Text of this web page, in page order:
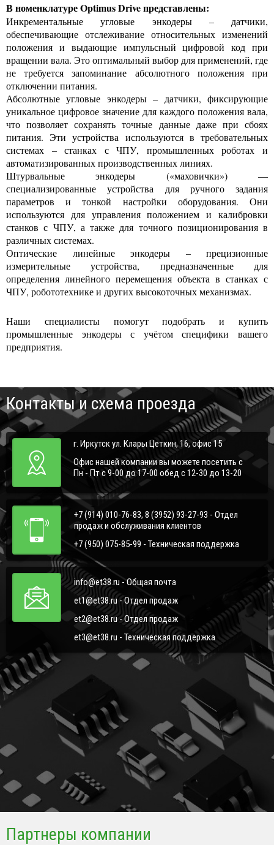
В номенклатуре Optimus Drive представлены:
Инкрементальные угловые энкодеры – датчики,
обеспечивающие отслеживание относительных изменений
положения и выдающие импульсный цифровой код при
вращении вала. Это оптимальный выбор для применений, где
не требуется запоминание абсолютного положения при
отключении питания.
Абсолютные угловые энкодеры – датчики, фиксирующие
уникальное цифровое значение для каждого положения вала,
что позволяет сохранять точные данные даже при сбоях
питания. Эти устройства используются в требовательных
системах – станках с ЧПУ, промышленных роботах и
автоматизированных производственных линиях.
Штурвальные энкодеры («маховички») —
специализированные устройства для ручного задания
параметров и тонкой настройки оборудования. Они
используются для управления положением и калибровки
станков с ЧПУ, а также для точного позиционирования в
различных системах.
Оптические линейные энкодеры – прецизионные
измерительные устройства, предназначенные для
определения линейного перемещения объекта в станках с
ЧПУ, робототехнике и других высокоточных механизмах.
Наши специалисты помогут подобрать и купить
промышленные энкодеры с учётом специфики вашего
предприятия.
Контакты и схема проезда
г. Иркутск ул. Клары Цеткин, 16, офис 15
Офис нашей компании вы можете посетить с
Пн - Пт с 9-00 до 17-00 обед с 12-30 до 13-20
+7 (914) 010-76-83, 8 (3952) 93-27-93 - Отдел
продаж и обслуживания клиентов
+7 (950) 075-85-99 - Техническая поддержка
info@et38.ru - Общая почта
et1@et38.ru - Отдел продаж
et2@et38.ru - Отдел продаж
et3@et38.ru - Техническая поддержка
Партнеры компании